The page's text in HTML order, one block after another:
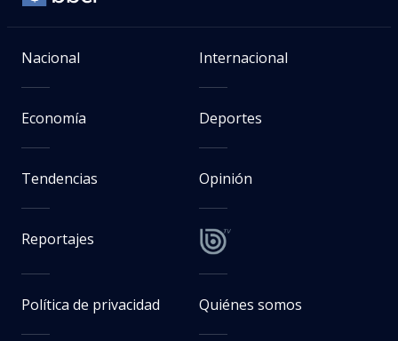
Nacional Internacional
Economía Deportes
Tendencias Opinión
Reportajes
Política de privacidad Quiénes somos